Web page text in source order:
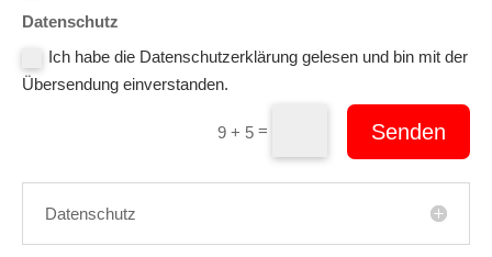
Datenschutz
Ich habe die Datenschutzerklärung gelesen und bin mit der
Übersendung einverstanden.
9 + 5 = Senden
Datenschutz